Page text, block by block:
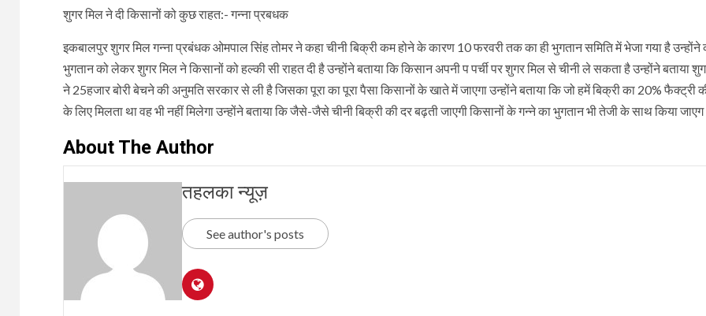
शुगर मिल ने दी किसानों को कुछ राहत:- गन्ना प्रबधक
इकबालपुर शुगर मिल गन्ना प्रबंधक ओमपाल सिंह तोमर ने कहा चीनी बिक्री कम होने के कारण 10 फरवरी तक का ही भुगतान समिति में भेजा गया है उन्होंने
भुगतान को लेकर शुगर मिल ने किसानों को हल्की सी राहत दी है उन्होंने बताया कि किसान अपनी प पर्ची पर शुगर मिल से चीनी ले सकता है उन्होंने बताया
ने 25हजार बोरी बेचने की अनुमति सरकार से ली है जिसका पूरा का पूरा पैसा किसानों के खाते में जाएगा उन्होंने बताया कि जो हमें बिक्री का 20% फैक्ट्री
के लिए मिलता था वह भी नहीं मिलेगा उन्होंने बताया कि जैसे-जैसे चीनी बिक्री की दर बढ़ती जाएगी किसानों के गन्ने का भुगतान भी तेजी के साथ किया जाएग
About The Author
तहलका न्यूज़
See author's posts